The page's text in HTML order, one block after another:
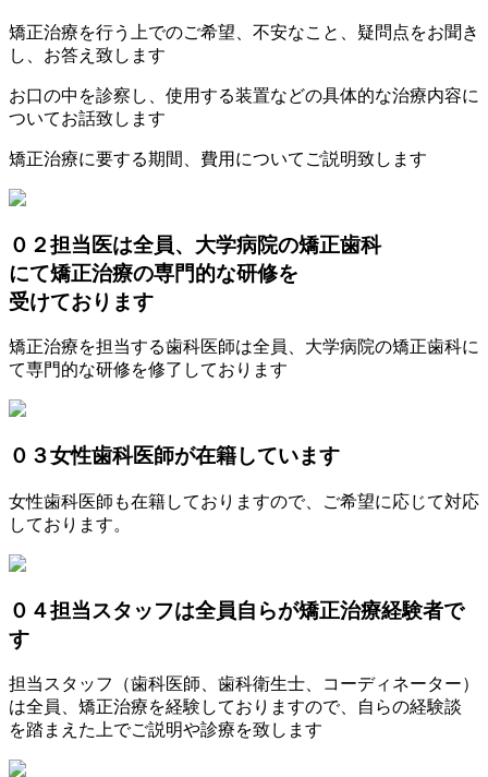
矯正治療を行う上でのご希望、不安なこと、疑問点をお聞き
し、お答え致します
お口の中を診察し、使用する装置などの具体的な治療内容に
ついてお話致します
矯正治療に要する期間、費用についてご説明致します
０２担当医は全員、大学病院の矯正歯科
にて矯正治療の専門的な研修を
受けております
矯正治療を担当する歯科医師は全員、大学病院の矯正歯科に
て専門的な研修を修了しております
０３女性歯科医師が在籍しています
女性歯科医師も在籍しておりますので、ご希望に応じて対応
しております。
０４担当スタッフは全員自らが矯正治療経験者で
す
担当スタッフ（歯科医師、歯科衛生士、コーディネーター）
は全員、矯正治療を経験しておりますので、自らの経験談
を踏まえた上でご説明や診療を致します